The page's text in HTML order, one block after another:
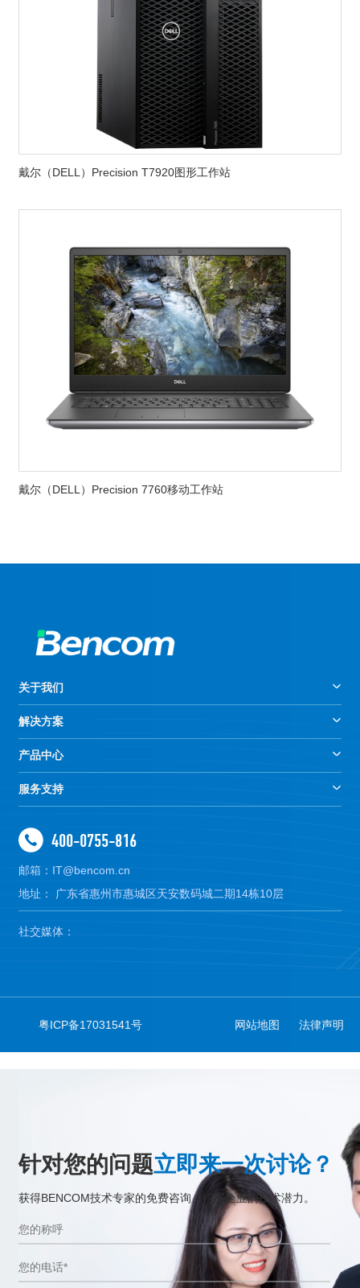
戴尔（DELL）Precision T7920图形工作站
戴尔（DELL）Precision 7760移动工作站
关于我们
解决方案
产品中心
服务支持
400-0755-816
邮箱：IT@bencom.cn
地址： 广东省惠州市惠城区天安数码城二期14栋10层
社交媒体：
粤ICP备17031541号 网站地图 法律声明
针对您的问题立即来一次讨论？
获得BENCOM技术专家的免费咨询，挖掘企业的技术潜力。